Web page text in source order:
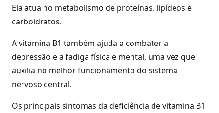
Ela atua no metabolismo de proteínas, lipídeos e
carboidratos.
A vitamina B1 também ajuda a combater a
depressão e a fadiga física e mental, uma vez que
auxilia no melhor funcionamento do sistema
nervoso central.
Os principais sintomas da deficiência de vitamina B1